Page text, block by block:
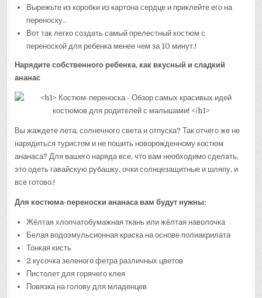
Вырежьте из коробки из картона сердце и приклейте его на
переноску..
Вот так легко создать самый прелестный костюм с
переноской для ребенка менее чем за 10 минут.!
Нарядите собственного ребенка, как вкусный и сладкий
ананас
Вы жаждете лета, солнечного света и отпуска? Так отчего же не
нарядиться туристом и не пошить новорожденному костюм
ананаса? Для вашего наряда все, что вам необходимо сделать,
это одеть гавайскую рубашку, очки солнцезащитные и шляпу, и
все готово.!
Для костюма-переноски ананаса вам будут нужны:
Жёлтая хлопчатобумажная ткань или жёлтая наволочка
Белая водоэмульсионная краска на основе полиакрилата
Тонкая кисть
2 кусочка зеленого фетра различных цветов
Пистолет для горячего клея
Повязка на голову для младенцев